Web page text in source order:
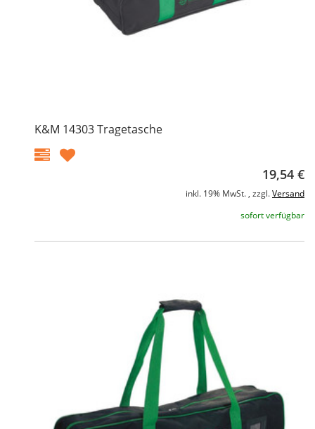
K&M 14303 Tragetasche
19,54 €
inkl. 19% MwSt. , zzgl. Versand
sofort verfügbar